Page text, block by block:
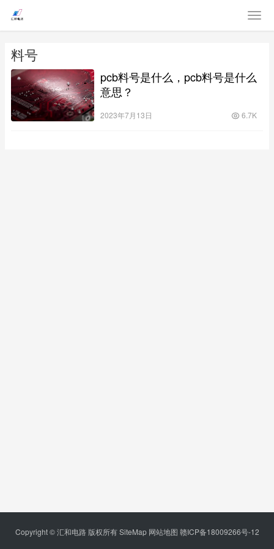
料号
pcb料号是什么，pcb料号是什么
意思？
2023年7月13日 6.7K
Copyright © 汇和电路 版权所有SiteMap 网站地图 赣ICP备18009266号-12